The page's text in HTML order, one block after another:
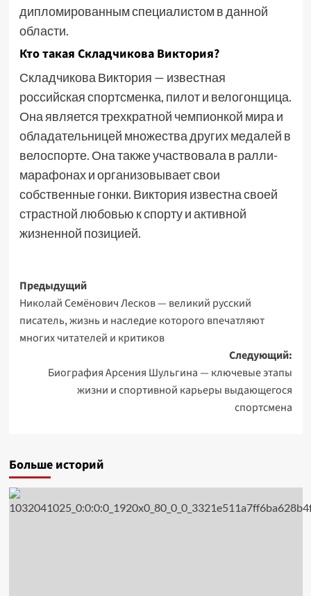
дипломированным специалистом в данной
области.
Кто такая Складчикова Виктория?
Складчикова Виктория — известная
российская спортсменка, пилот и велогонщица.
Она является трехкратной чемпионкой мира и
обладательницей множества других медалей в
велоспорте. Она также участвовала в ралли-
марафонах и организовывает свои
собственные гонки. Виктория известна своей
страстной любовью к спорту и активной
жизненной позицией.
Навигация
записи
Предыдущий
Николай Семёнович Лесков — великий русский
писатель, жизнь и наследие которого впечатляют
многих читателей и критиков
Следующий:
Биография Арсения Шульгина — ключевые этапы
жизни и спортивной карьеры выдающегося
спортсмена
Больше историй